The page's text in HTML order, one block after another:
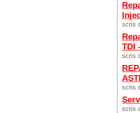
scris
TDI
scris
scris
scris